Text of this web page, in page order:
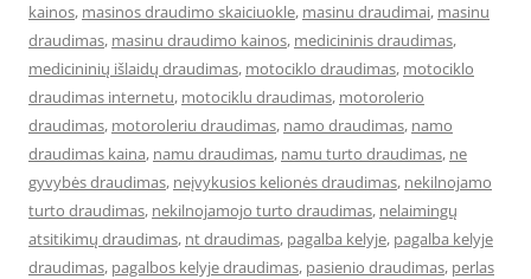
kainos, masinos draudimo skaiciuokle, masinu draudimai, masinu
draudimas, masinu draudimo kainos, medicininis draudimas,
medicininių išlaidų draudimas, motociklo draudimas, motociklo
draudimas internetu, motociklu draudimas, motorolerio
draudimas, motoroleriu draudimas, namo draudimas, namo
draudimas kaina, namu draudimas, namu turto draudimas, ne
gyvybės draudimas, neįvykusios kelionės draudimas, nekilnojamo
turto draudimas, nekilnojamojo turto draudimas, nelaimingų
atsitikimų draudimas, nt draudimas, pagalba kelyje, pagalba kelyje
draudimas, pagalbos kelyje draudimas, pasienio draudimas, perlas